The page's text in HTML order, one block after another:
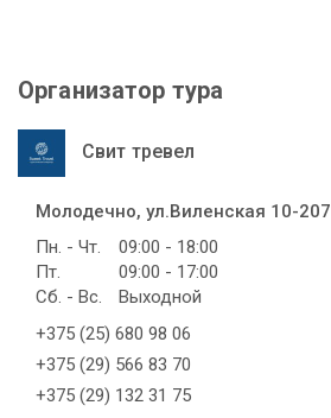
Организатор тура
Свит тревел
Молодечно, ул.Виленская 10-207
Пн. - Чт.
09:00 - 18:00
Пт.
09:00 - 17:00
Сб. - Вс.
Выходной
+375 (25) 680 98 06
+375 (29) 566 83 70
+375 (29) 132 31 75